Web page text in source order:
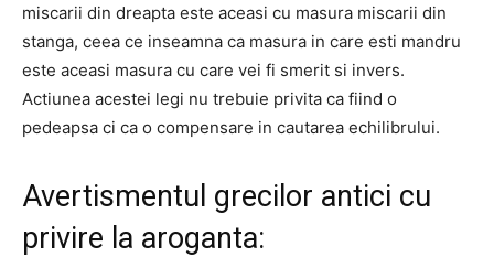
miscarii din dreapta este aceasi cu masura miscarii din
stanga, ceea ce inseamna ca masura in care esti mandru
este aceasi masura cu care vei fi smerit si invers.
Actiunea acestei legi nu trebuie privita ca fiind o
pedeapsa ci ca o compensare in cautarea echilibrului.
Avertismentul grecilor antici cu
privire la aroganta: